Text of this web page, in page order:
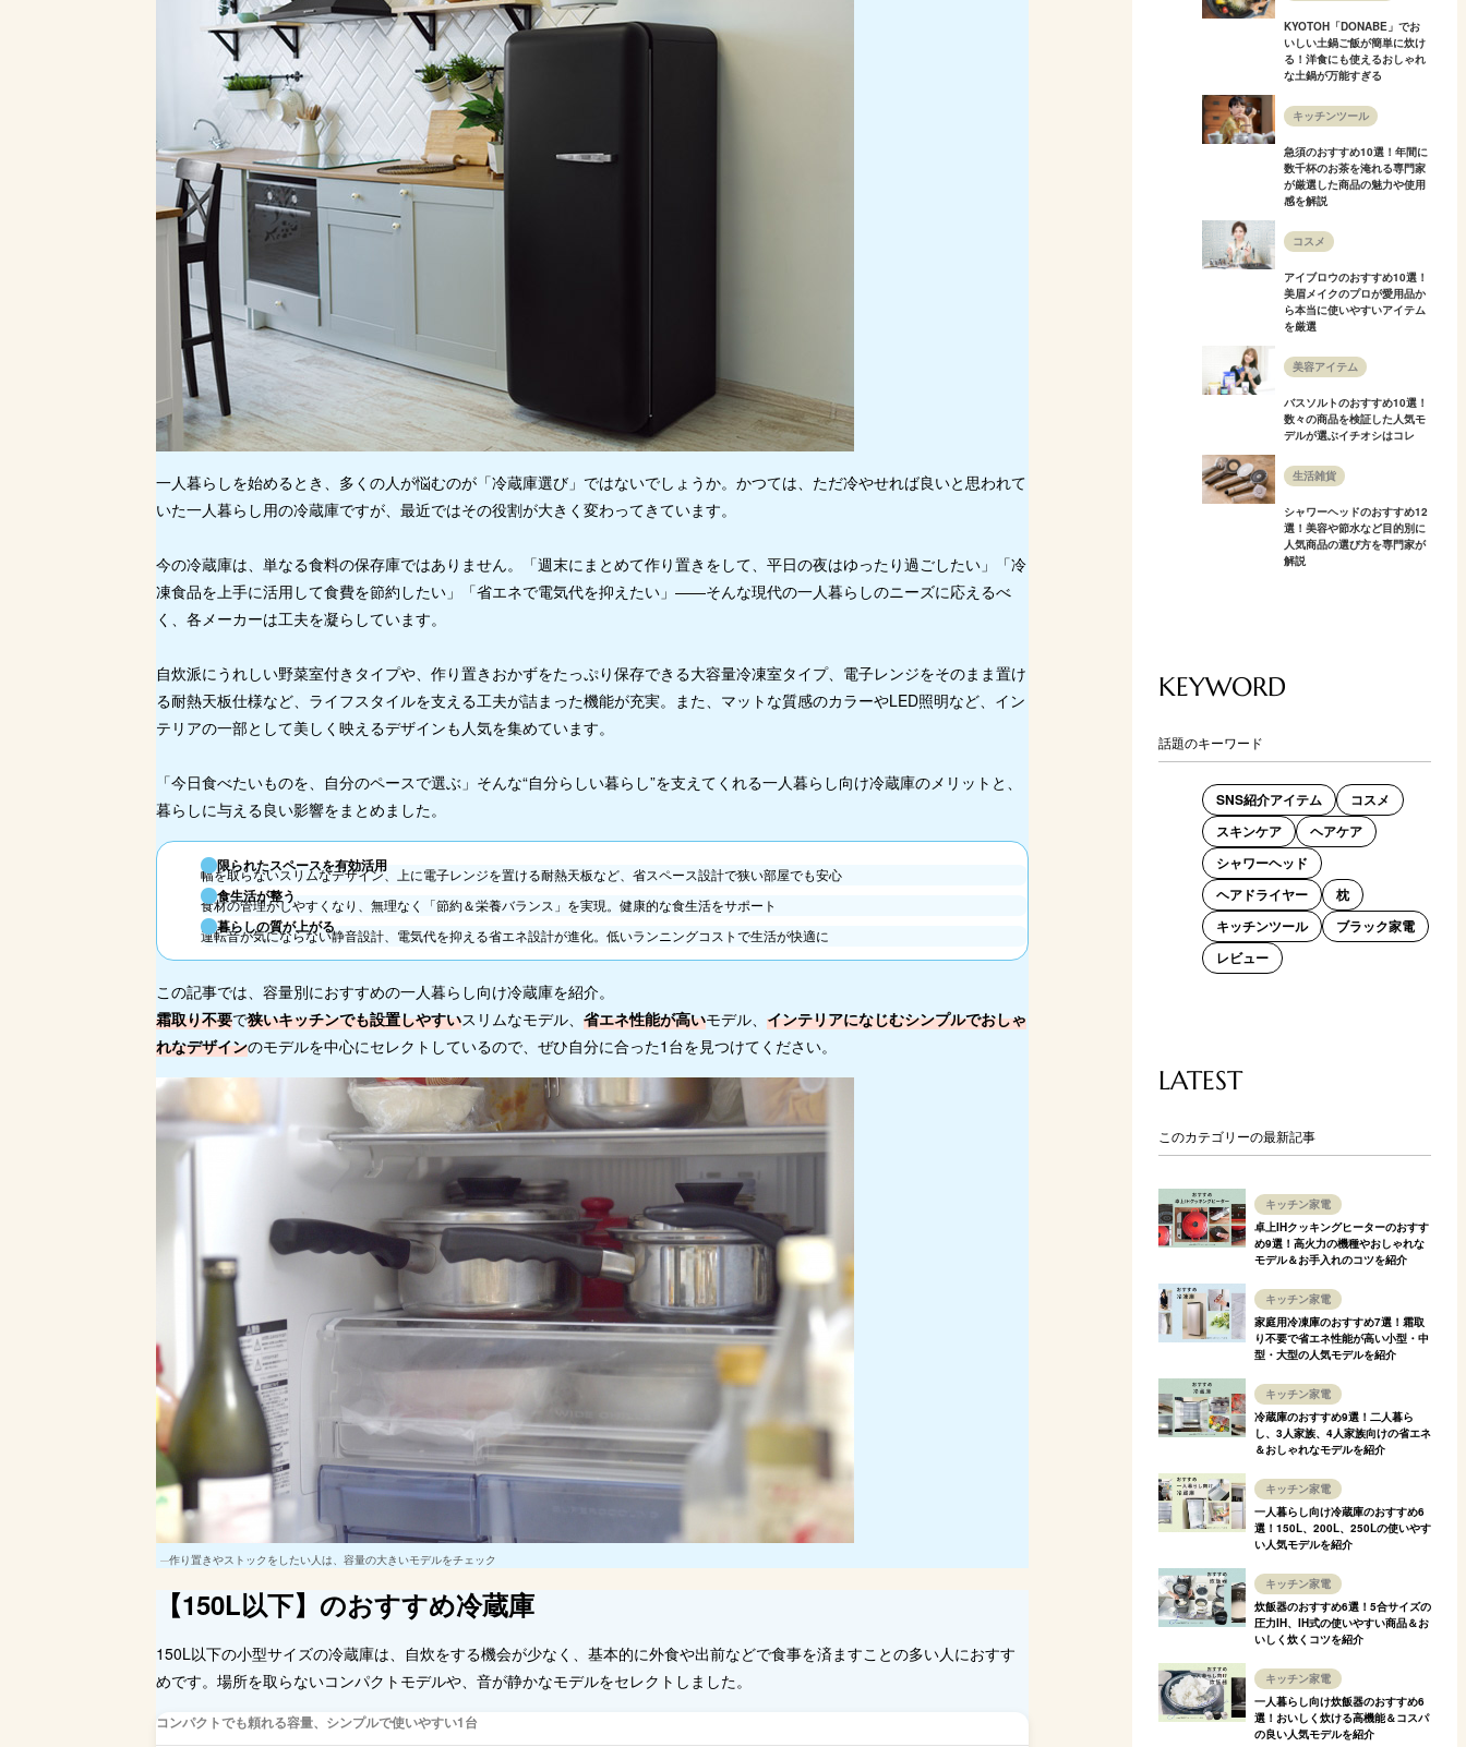
一人暮らしを始めるとき、多くの人が悩むのが「冷蔵庫選び」ではないでしょうか。かつては、ただ冷やせれば良いと思われて
いた一人暮らし用の冷蔵庫ですが、最近ではその役割が大きく変わってきています。
今の冷蔵庫は、単なる食料の保存庫ではありません。「週末にまとめて作り置きをして、平日の夜はゆったり過ごしたい」「冷
凍食品を上手に活用して食費を節約したい」「省エネで電気代を抑えたい」――そんな現代の一人暮らしのニーズに応えるべ
く、各メーカーは工夫を凝らしています。
自炊派にうれしい野菜室付きタイプや、作り置きおかずをたっぷり保存できる大容量冷凍室タイプ、電子レンジをそのまま置け
る耐熱天板仕様など、ライフスタイルを支える工夫が詰まった機能が充実。また、マットな質感のカラーやLED照明など、イン
テリアの一部として美しく映えるデザインも人気を集めています。
「今日食べたいものを、自分のペースで選ぶ」そんな“自分らしい暮らし”を支えてくれる一人暮らし向け冷蔵庫のメリットと、
暮らしに与える良い影響をまとめました。
限られたスペースを有効活用
幅を取らないスリムなデザイン、上に電子レンジを置ける耐熱天板など、省スペース設計で狭い部屋でも安心
食生活が整う
食材の管理がしやすくなり、無理なく「節約＆栄養バランス」を実現。健康的な食生活をサポート
暮らしの質が上がる
運転音が気にならない静音設計、電気代を抑える省エネ設計が進化。低いランニングコストで生活が快適に
この記事では、容量別におすすめの一人暮らし向け冷蔵庫を紹介。
霜取り不要で狭いキッチンでも設置しやすいスリムなモデル、 省エネ性能が高いモデル、 インテリアになじむシンプルでおしゃ
れなデザインのモデルを中心にセレクトしているので、ぜひ自分に合った1台を見つけてください。
作り置きやストックをしたい人は、容量の大きいモデルをチェック
【150L以下】のおすすめ冷蔵庫
150L以下の小型サイズの冷蔵庫は、自炊をする機会が少なく、基本的に外食や出前などで食事を済ますことの多い人におすす
めです。場所を取らないコンパクトモデルや、音が静かなモデルをセレクトしました。
コンパクトでも頼れる容量、シンプルで使いやすい1台
KYOTOH「DONABE」でお
いしい土鍋ご飯が簡単に炊け
る！洋食にも使えるおしゃれ
な土鍋が万能すぎる
キッチンツール
急須のおすすめ10選！年間に
数千杯のお茶を淹れる専門家
が厳選した商品の魅力や使用
感を解説
コスメ
アイブロウのおすすめ10選！
美眉メイクのプロが愛用品か
ら本当に使いやすいアイテム
を厳選
美容アイテム
バスソルトのおすすめ10選！
数々の商品を検証した人気モ
デルが選ぶイチオシはコレ
生活雑貨
シャワーヘッドのおすすめ12
選！美容や節水など目的別に
人気商品の選び方を専門家が
解説
KEYWORD
話題のキーワード
SNS紹介アイテム
コスメ
スキンケア
ヘアケア
シャワーヘッド
ヘアドライヤー
枕
キッチンツール
ブラック家電
レビュー
LATEST
このカテゴリーの最新記事
キッチン家電
卓上IHクッキングヒーターのおすす
め9選！高火力の機種やおしゃれな
モデル＆お手入れのコツを紹介
キッチン家電
家庭用冷凍庫のおすすめ7選！霜取
り不要で省エネ性能が高い小型・中
型・大型の人気モデルを紹介
キッチン家電
冷蔵庫のおすすめ9選！二人暮ら
し、3人家族、4人家族向けの省エネ
＆おしゃれなモデルを紹介
キッチン家電
一人暮らし向け冷蔵庫のおすすめ6
選！150L、200L、250Lの使いやす
い人気モデルを紹介
キッチン家電
炊飯器のおすすめ6選！5合サイズの
圧力IH、IH式の使いやすい商品＆お
いしく炊くコツを紹介
キッチン家電
一人暮らし向け炊飯器のおすすめ6
選！おいしく炊ける高機能＆コスパ
の良い人気モデルを紹介